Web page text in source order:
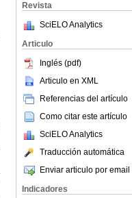
Revista
SciELO Analytics
Articulo
Inglés (pdf)
Articulo en XML
Referencias del artículo
Como citar este artículo
SciELO Analytics
Traducción automática
Enviar articulo por email
Indicadores